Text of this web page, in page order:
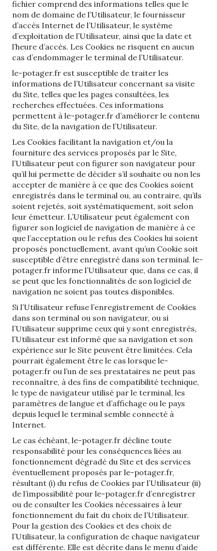
fichier comprend des informations telles que le
nom de domaine de l’Utilisateur, le fournisseur
d’accès Internet de l’Utilisateur, le système
d’exploitation de l’Utilisateur, ainsi que la date et
l’heure d’accès. Les Cookies ne risquent en aucun
cas d’endommager le terminal de l’Utilisateur.
le-potager.fr est susceptible de traiter les
informations de l’Utilisateur concernant sa visite
du Site, telles que les pages consultées, les
recherches effectuées. Ces informations
permettent à le-potager.fr d’améliorer le contenu
du Site, de la navigation de l’Utilisateur.
Les Cookies facilitant la navigation et/ou la
fourniture des services proposés par le Site,
l’Utilisateur peut con figurer son navigateur pour
qu’il lui permette de décider s’il souhaite ou non les
accepter de manière à ce que des Cookies soient
enregistrés dans le terminal ou, au contraire, qu’ils
soient rejetés, soit systématiquement, soit selon
leur émetteur. L’Utilisateur peut également con
figurer son logiciel de navigation de manière à ce
que l’acceptation ou le refus des Cookies lui soient
proposés ponctuellement, avant qu’un Cookie soit
susceptible d’être enregistré dans son terminal. le-
potager.fr informe l’Utilisateur que, dans ce cas, il
se peut que les fonctionnalités de son logiciel de
navigation ne soient pas toutes disponibles.
Si l’Utilisateur refuse l’enregistrement de Cookies
dans son terminal ou son navigateur, ou si
l’Utilisateur supprime ceux qui y sont enregistrés,
l’Utilisateur est informé que sa navigation et son
expérience sur le Site peuvent être limitées. Cela
pourrait également être le cas lorsque le-
potager.fr ou l’un de ses prestataires ne peut pas
reconnaître, à des fins de compatibilité technique,
le type de navigateur utilisé par le terminal, les
paramètres de langue et d’affichage ou le pays
depuis lequel le terminal semble connecté à
Internet.
Le cas échéant, le-potager.fr décline toute
responsabilité pour les conséquences liées au
fonctionnement dégradé du Site et des services
éventuellement proposés par le-potager.fr,
résultant (i) du refus de Cookies par l’Utilisateur (ii)
de l’impossibilité pour le-potager.fr d’enregistrer
ou de consulter les Cookies nécessaires à leur
fonctionnement du fait du choix de l’Utilisateur.
Pour la gestion des Cookies et des choix de
l’Utilisateur, la configuration de chaque navigateur
est différente. Elle est décrite dans le menu d’aide